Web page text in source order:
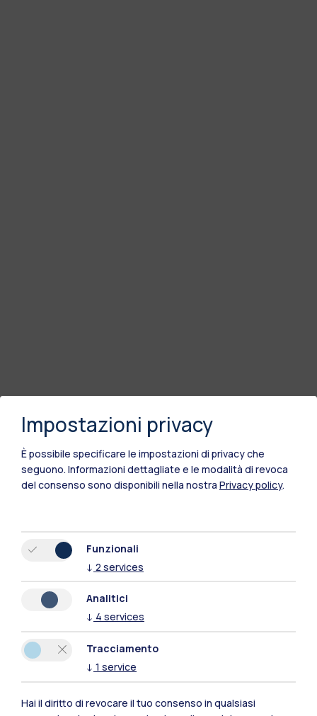
Impostazioni privacy
È possibile specificare le impostazioni di privacy che
seguono. Informazioni dettagliate e le modalità di revoca
del consenso sono disponibili nella nostra Privacy policy.
Funzionali
↓ 2 services
Analitici
↓ 4 services
Tracciamento
↓ 1 service
Hai il diritto di revocare il tuo consenso in qualsiasi